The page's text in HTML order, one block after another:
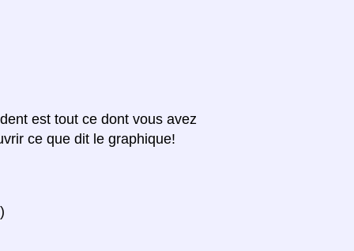
est tout ce dont vous avez
ce que dit le graphique!